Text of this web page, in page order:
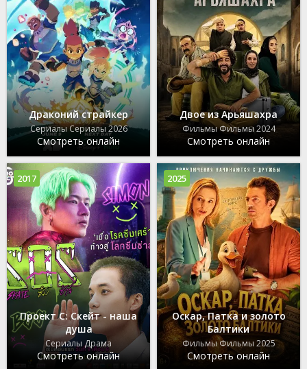
Драконий страйкер
Сериалы Сериалы 2026
Смотреть онлайн
Двое из Арьяшахра
Фильмы Фильмы 2024
Смотреть онлайн
Проект С: Скейт - наша
душа
Сериалы Драма
Смотреть онлайн
2017
Оскар, Патка и золото
Балтики
Фильмы Фильмы 2025
Смотреть онлайн
2025